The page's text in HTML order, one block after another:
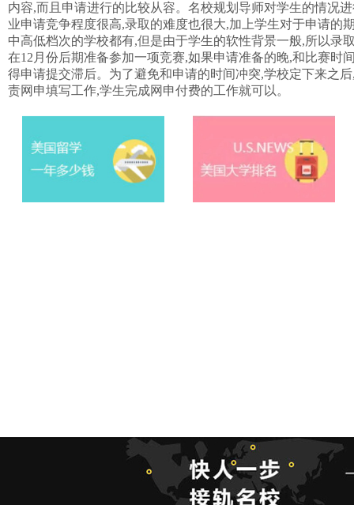
内容,而且申请进行的比较从容。名校规划导师对学生的情况
业申请竞争程度很高,录取的难度也很大,加上学生对于申请的
中高低档次的学校都有,但是由于学生的软性背景一般,所以录
在12月份后期准备参加一项竞赛,如果申请准备的晚,和比赛时
得申请提交滞后。为了避免和申请的时间冲突,学校定下来之
责网申填写工作,学生完成网申付费的工作就可以。